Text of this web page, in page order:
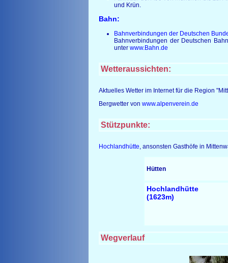
und Krün.
Bahn:
Bahnverbindungen der Deutschen
Bahnverbindungen der Deutschen
unter www.Bahn.de
Wetteraussichten:
Aktuelles Wetter im Internet für die Region
Bergwetter von www.alpenverein.de
Stützpunkte:
Hochlandhütte, ansonsten Gasthöfe in
Hütten
Hochlandhütte
(1623m)
Wegverlauf